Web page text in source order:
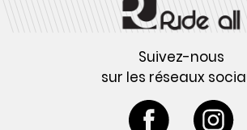
Suivez-nous
sur les réseaux